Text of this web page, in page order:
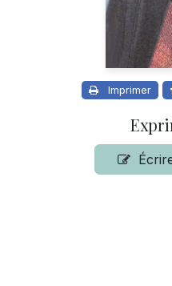
Imprimer